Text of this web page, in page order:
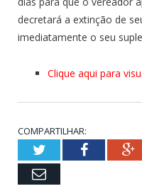
decretará a extinção de
imediatamente o seu
Clique aqui para
COMPARTILHAR:
TwitterFacebook
Email